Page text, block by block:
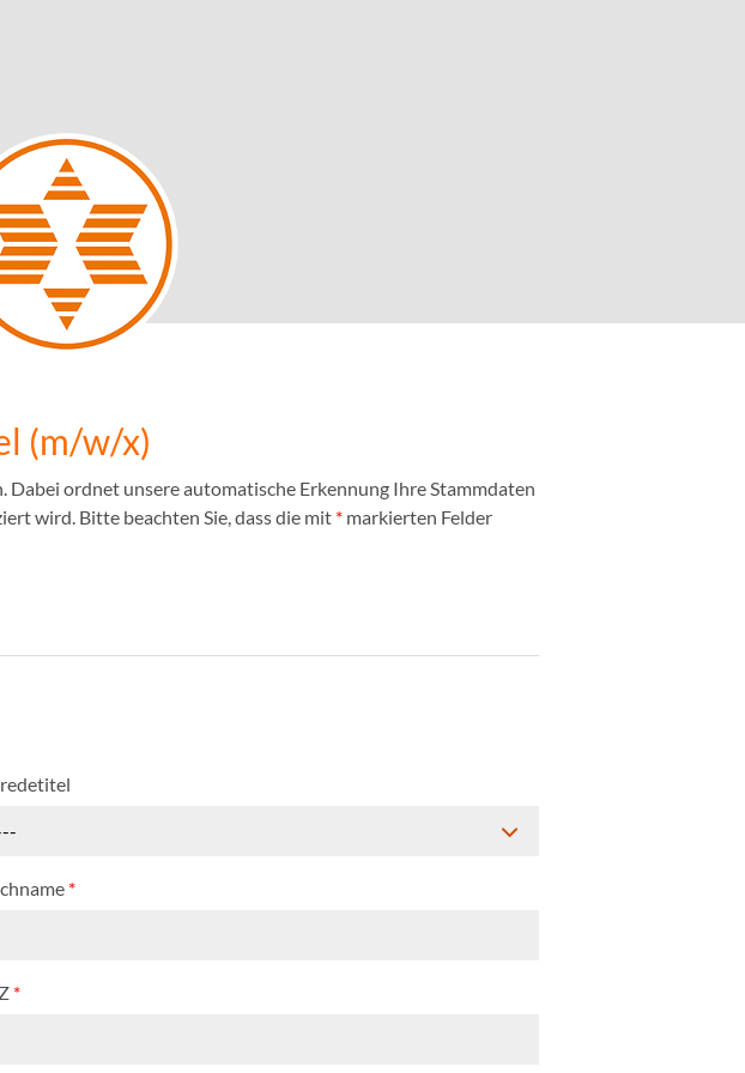
(m/w/x)
ordnet unsere automatische Erkennung Ihre Stammdaten
wird. Bitte beachten Sie, dass die mit * markierten Felder
*
*